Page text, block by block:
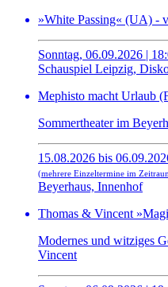
»White Passing« (UA) -
Sonntag, 06.09.2026 |
Schauspiel Leipzig,
Mephisto macht Urlaub
Sommertheater im
15.08.2026 bis
(mehrere Einzeltermine im
Beyerhaus, Innenhof
Thomas & Vincent
Modernes und witziges
Vincent